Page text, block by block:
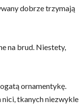
dobrze trzymają
na brud. Niestety,
ornamentykę.
nici, tkanych niezwykle